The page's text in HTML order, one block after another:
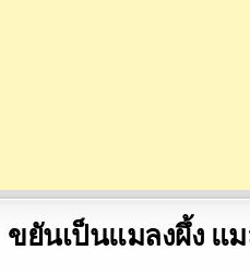
ขยันเป็นแมลงผึ้ง แ